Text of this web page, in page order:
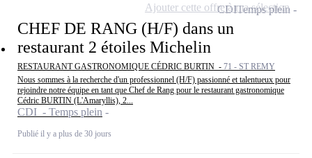
CHEF DE RANG (H/F) dans un
restaurant 2 étoiles Michelin
RESTAURANT GASTRONOMIQUE CÉDRIC BURTIN - 71 - ST REMY
Nous sommes à la recherche d'un professionnel (H/F) passionné et talentueux pour
rejoindre notre équipe en tant que Chef de Rang pour le restaurant gastronomique
Cédric BURTIN (L'Amaryllis), 2...
CDI - Temps plein
Publié il y a plus de 30 jours
CDITemps plein
Ajouter cette offre à ma sélection